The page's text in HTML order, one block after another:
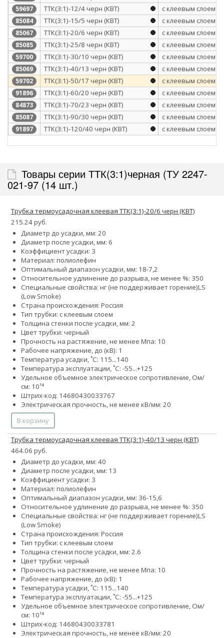
59697 ТТК(3:1)-12/4 черн (КВТ) с клеевым слоем
85084 ТТК(3:1)-15/5 черн (КВТ) с клеевым слоем
85067 ТТК(3:1)-20/6 черн (КВТ) с клеевым слоем
85085 ТТК(3:1)-25/8 черн (КВТ) с клеевым слоем
59700 ТТК(3:1)-30/10 черн (КВТ) с клеевым слоем
85069 ТТК(3:1)-40/13 черн (КВТ) с клеевым слоем
59702 ТТК(3:1)-50/17 черн (КВТ) с клеевым слоем
91896 ТТК(3:1)-60/20 черн (КВТ) с клеевым слоем
84873 ТТК(3:1)-70/23 черн (КВТ) с клеевым слоем
85087 ТТК(3:1)-90/30 черн (КВТ) с клеевым слоем
91897 ТТК(3:1)-120/40 черн (КВТ) с клеевым слоем
Товары серии ТТК(3:1)черная (ТУ 2247-
021-97 (14 шт.)
Трубка термоусадочная клеевая ТТК(3:1)-20/6 черн (КВТ)
215.24 руб.
Диаметр до усадки, мм: 20
Диаметр после усадки, мм: 6
Коэффициент усадки: 3
Материал: полиолефин
Оптимальный диапазон усадки, мм: 18-7,2
Относительное удлинение до разрыва, не менее %: 350
Специальные свойства: нг (не поддерживает горение)LS
(Low Smoke)
Страна происхождения: Россия
Тип трубки: с клеевым слоем
Толщина стенки после усадки, мм: 2
Цвет трубки: черный
Прочность на растяжение, не менее Мпа: 10
Рабочее напряжение, до (кВ): 1
Температура усадки, ˚С: 115...140
Температура эксплуатации, ˚С: -55...+125
Удельное объемное электрическое сопротивление, Ом/
см: 10¹⁴
Штрих-код: 14680430033767
Электрическая прочность, не менее кВ/мм: 20
В корзину
Трубка термоусадочная клеевая ТТК(3:1)-40/13 черн (КВТ)
464.06 руб.
Диаметр до усадки, мм: 40
Диаметр после усадки, мм: 13
Коэффициент усадки: 3
Материал: полиолефин
Оптимальный диапазон усадки, мм: 36-15,6
Относительное удлинение до разрыва, не менее %: 350
Специальные свойства: нг (не поддерживает горение)LS
(Low Smoke)
Страна происхождения: Россия
Тип трубки: с клеевым слоем
Толщина стенки после усадки, мм: 2.6
Цвет трубки: черный
Прочность на растяжение, не менее Мпа: 10
Рабочее напряжение, до (кВ): 1
Температура усадки, ˚С: 115...140
Температура эксплуатации, ˚С: -55...+125
Удельное объемное электрическое сопротивление, Ом/
см: 10¹⁴
Штрих-код: 14680430033781
Электрическая прочность, не менее кВ/мм: 20